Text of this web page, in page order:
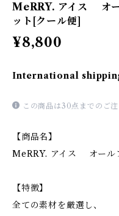
MeRRY. アイス オー
ット[クール便]
¥8,800
International
この商品は30点までのご
【商品名】
MeRRY. アイス オール
【特徴】
全ての素材を厳選し、